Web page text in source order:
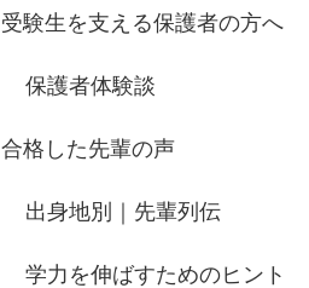
受験生を支える保護者の方へ
保護者体験談
合格した先輩の声
出身地別｜先輩列伝
学力を伸ばすためのヒント